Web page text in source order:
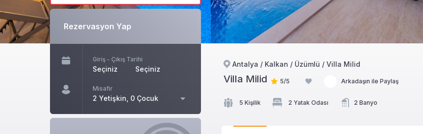
Rezervasyon Yap
Giriş - Çıkış Tarihi
Seçiniz Seçiniz
Misafir
2 Yetişkin, 0 Çocuk
Antalya / Kalkan / Üzümlü / Villa Milid
Villa Milid 5/5 Arkadaşın ile Paylaş
5 Kişilik 2 Yatak Odası 2 Banyo